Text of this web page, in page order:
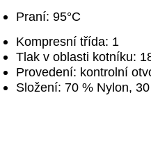
Praní: 95°C
Kompresní třída: 1
Tlak v oblasti kotníku:
Provedení: kontrolní
Složení: 70 % Nylon,